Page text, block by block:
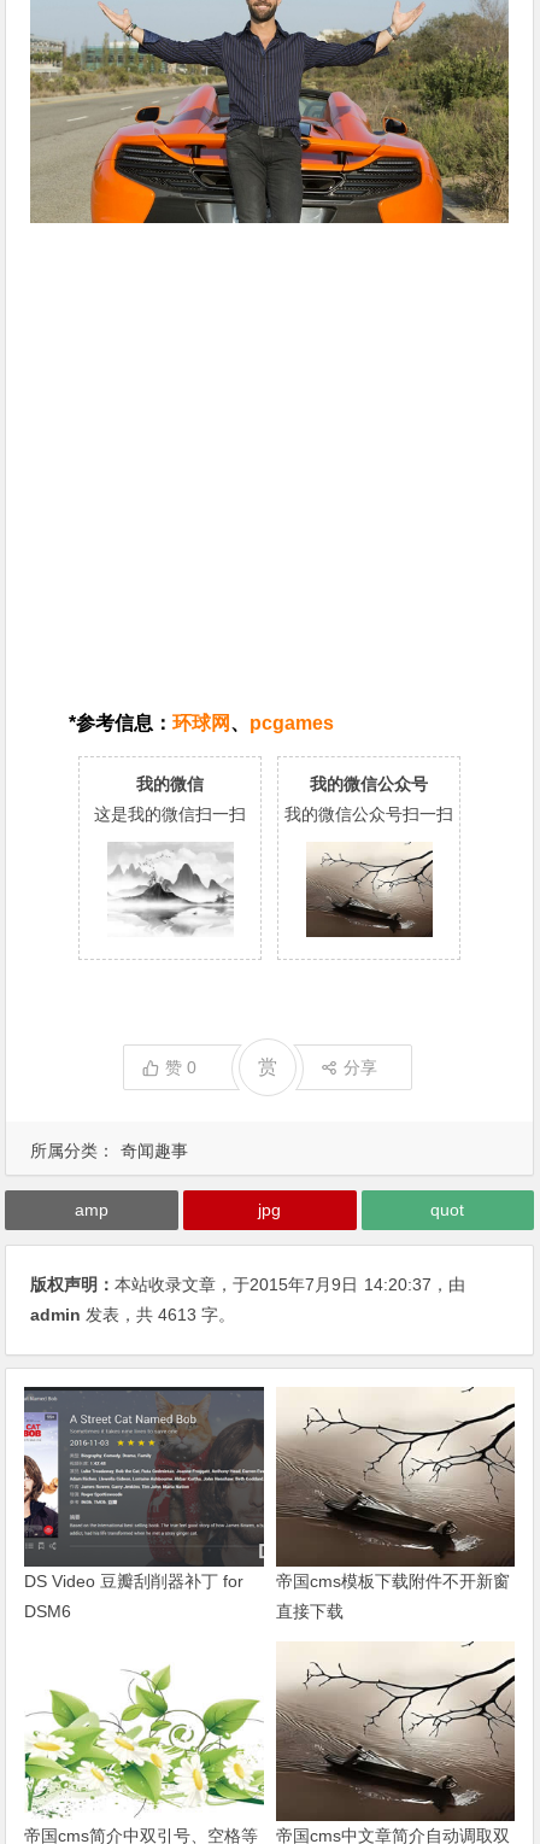
所属分类： 奇闻趣事
*参考信息：环球网、 pcgames
我的微信
这是我的微信扫一扫
我的微信公众号
我的微信公众号扫一扫
赞0 赏 分享
amp jpg quot
版权声明：本站收录文章，于2015年7月9日 14:20:37 ，由
admin 发表，共 4613 字。
DS Video 豆瓣刮削器补丁 for
DSM6
帝国cms模板下载附件不开新窗
直接下载
帝国cms简介中双引号、空格等 帝国cms中文章简介自动调取双